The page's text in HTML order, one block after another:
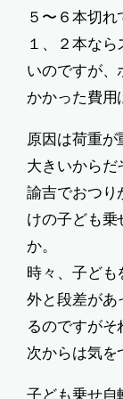
５〜６本切
１、２本な
いのですが、
かかった費用
原因は荷重
大きいからだ
諭吉でおつり
けの子ども乗
か。
時々、子ども
外と段差があ
るのですがそ
次からは気を
子ども乗せ自